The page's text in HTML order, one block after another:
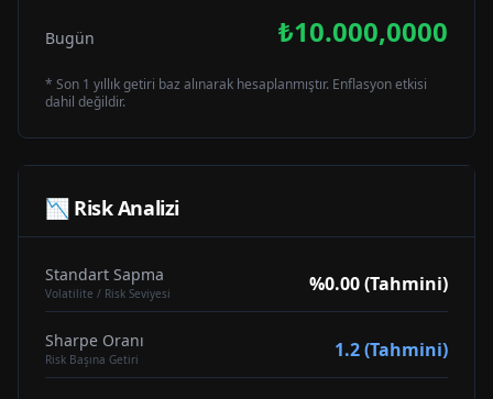
Bugün ₺10.000,0000
* Son 1 yıllık getiri baz alınarak hesaplanmıştır. Enflasyon etkisi
dahil değildir.
📉 Risk Analizi
Standart Sapma
Volatilite / Risk Seviyesi %0.00 (Tahmini)
Sharpe Oranı
Risk Başına Getiri 1.2 (Tahmini)